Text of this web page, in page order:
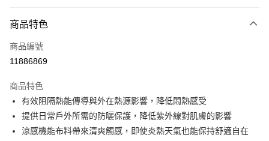
信用卡一次付款
LINE Pay
相關說明
【大哥付你分期使用說明】
1.本服務由台灣大哥大提供，台灣大哥大用戶可立即使用無須另外申請。
2.付款方式選擇「大哥付你分期」，訂單成立後會自動跳轉到大哥付的交易
流程，驗證手機門號後，選擇欲分期的期數、繳款截止日，確認付款後即完
ATM付款
商品特色
商品編號
11886869
商品特色
有效阻隔熱能傳導與外在熱源影響，降低悶熱感受
提供日常戶外所需的防曬保護，降低紫外線對肌膚的影響
涼感機能布料帶來清爽觸感，即使炎熱天氣也能保持舒適自在